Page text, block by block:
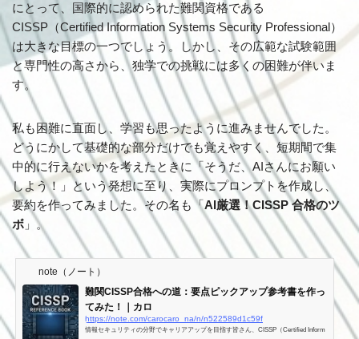
にとって、国際的に認められた難関資格である
CISSP（Certified Information Systems Security Professional）
は大きな目標の一つでしょう。しかし、その広範な試験範囲
と専門性の高さから、独学での挑戦には多くの困難が伴いま
す。
私も困難に直面し、学習も思ったように進みませんでした。
どうにかして基礎的な部分だけでも覚えやすく、短期間で集
中的に行えないかを考えたときに「そうだ、AIさんにお願い
しよう！」という発想に至り、実際にプロンプトを作成し、
要約を作ってみました。その名も「AI厳選！CISSP 合格のツ
ボ 」。
note（ノート）
難関CISSP合格への道：要点ピックアップ参考書を作っ
てみた！｜カロ
https://note.com/carocaro_na/n/n522589d1c59f
情報セキュリティの分野でキャリアアップを目指す皆さん、CISSP（Certified Inform